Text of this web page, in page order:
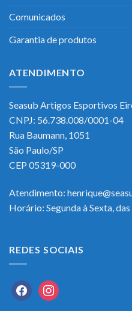
Comunicados
Garantia de produtos
ATENDIMENTO
Seasub Artigos Esportivos
CNPJ: 56.738.008/0001-04
Rua Baumann, 1051
São Paulo/SP
CEP 05319-000
Atendimento:
Horário: Segunda à Sexta,
REDES SOCIAIS
facebookinstagram